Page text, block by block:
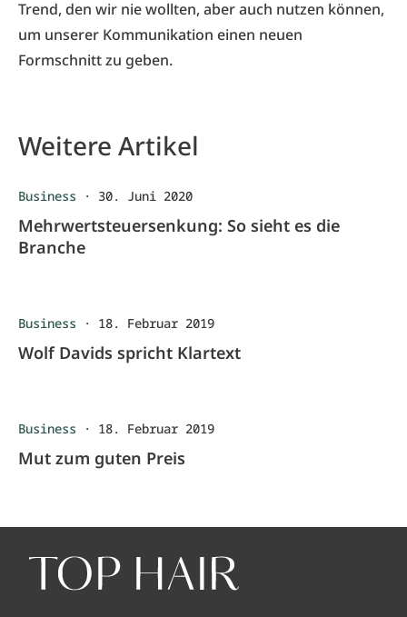
Trend, den wir nie wollten, aber auch nutzen können,
um unserer Kommunikation einen neuen
Formschnitt zu geben.
Weitere Artikel
Business · 30. Juni 2020
Mehrwertsteuersenkung: So sieht es die
Branche
Business · 18. Februar 2019
Wolf Davids spricht Klartext
Business · 18. Februar 2019
Mut zum guten Preis